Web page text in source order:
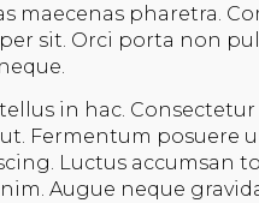
maecenas pharetra.
sit. Orci porta non
in hac.
Fermentum posuere
Luctus accumsan
Augue neque